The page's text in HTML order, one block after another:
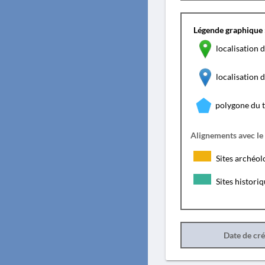
Légende graphique
localisation
localisation
polygone du
Alignements avec
Sites
Sites
Date de